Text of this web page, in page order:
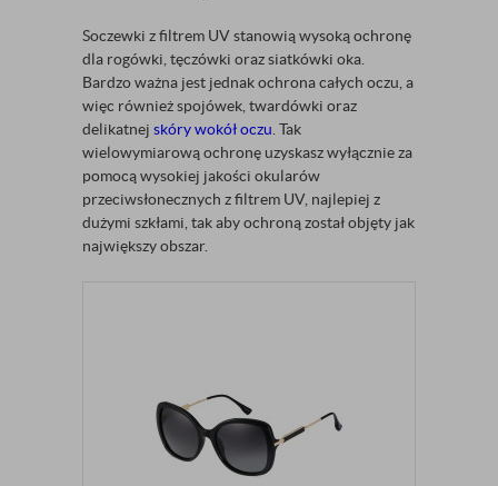
Soczewki z filtrem UV stanowią wysoką ochronę
dla rogówki, tęczówki oraz siatkówki oka.
Bardzo ważna jest jednak ochrona całych oczu, a
więc również spojówek, twardówki oraz
delikatnej skóry wokół oczu . Tak
wielowymiarową ochronę uzyskasz wyłącznie za
pomocą wysokiej jakości okularów
przeciwsłonecznych z filtrem UV, najlepiej z
dużymi szkłami, tak aby ochroną został objęty jak
największy obszar.